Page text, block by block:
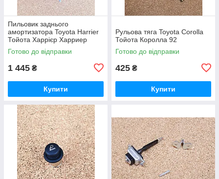
Пильовик заднього
амортизатора Toyota Harrier
Тойота Харрієр Харриер
Готово до відправки
1 445 ₴
Купити
Рульова тяга Toyota Corolla
Тойота Королла 92
Готово до відправки
425 ₴
Купити